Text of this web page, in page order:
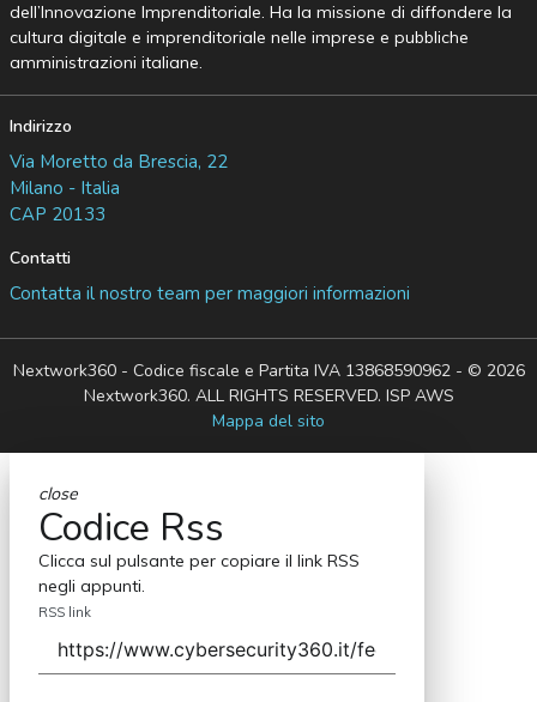
dell’Innovazione Imprenditoriale. Ha la missione di diffondere la
cultura digitale e imprenditoriale nelle imprese e pubbliche
amministrazioni italiane.
Indirizzo
Via Moretto da Brescia, 22
Milano - Italia
CAP 20133
Contatti
Contatta il nostro team per maggiori informazioni
Nextwork360 - Codice fiscale e Partita IVA 13868590962 - © 2026
Nextwork360. ALL RIGHTS RESERVED. ISP AWS
Mappa del sito
close
Codice Rss
Clicca sul pulsante per copiare il link RSS
negli appunti.
RSS link